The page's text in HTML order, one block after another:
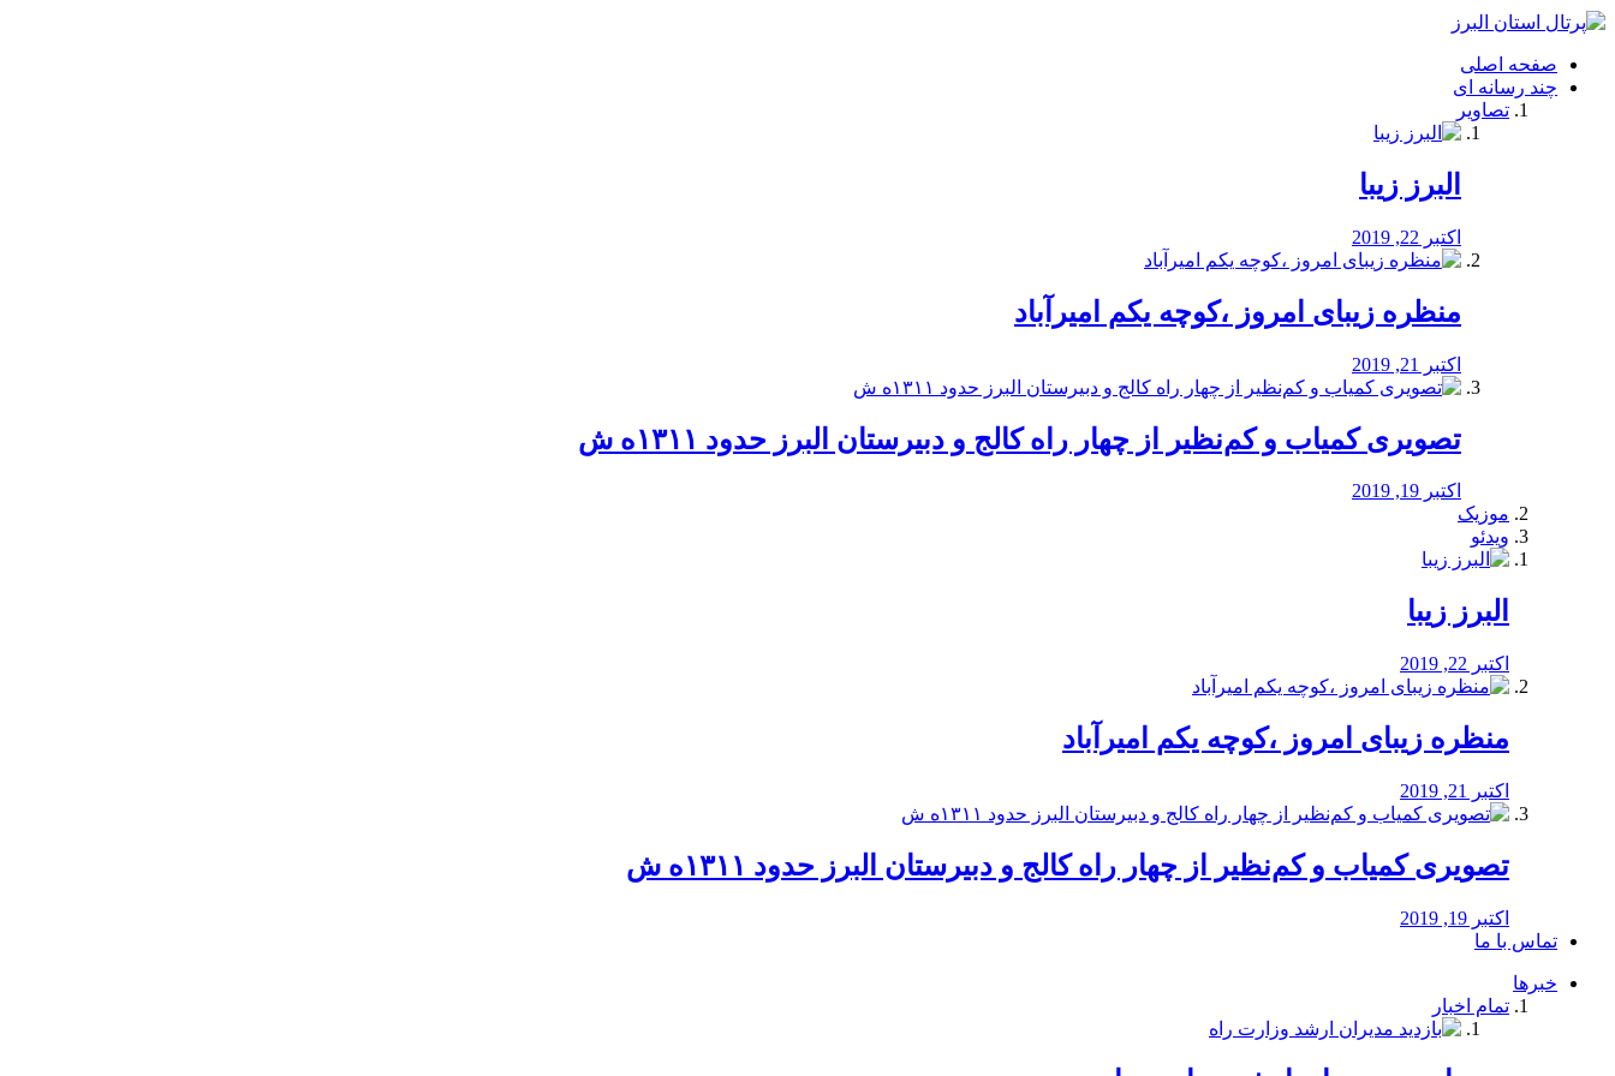
فصد
شرق
تهران
خشکشویی
صفحه اصلی
چند رسانه ای
تصاویر
البرز زیبا
اکتبر 22, 2019
منظره‌‌ زیبای امروز ،کوچه یکم امیرآباد
اکتبر 21, 2019
️تصویری کمیاب و کم‌نظیر از چهار راه كالج و دبيرستان البرز حدود ۱۳۱۱ه ش
اکتبر 19, 2019
موزیک
ویدئو
البرز زیبا
اکتبر 22, 2019
منظره‌‌ زیبای امروز ،کوچه یکم امیرآباد
اکتبر 21, 2019
️تصویری کمیاب و کم‌نظیر از چهار راه كالج و دبيرستان البرز حدود ۱۳۱۱ه ش
اکتبر 19, 2019
تماس با ما
خبرها
تمام اخبار